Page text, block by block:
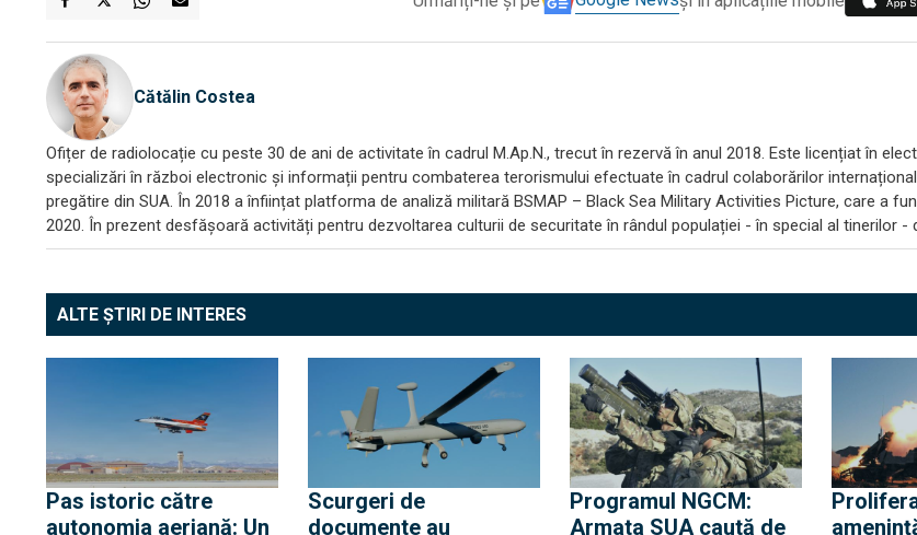
Cătălin Costea
Ofițer de radiolocație cu peste 30 de ani de activitate în cadrul M.Ap.N., trecut în rezervă în anul 2018. Este licențiat în
specializări în război electronic și informații pentru combaterea terorismului efectuate în cadrul colaborărilor
pregătire din SUA. În 2018 a înființat platforma de analiză militară BSMAP – Black Sea Military Activities Picture, care a
2020. În prezent desfășoară activități pentru dezvoltarea culturii de securitate în rândul populației - în special al tinerilor -
ALTE ȘTIRI DE INTERES
Pas istoric către
autonomia aeriană: Un
Scurgeri de
documente au
Programul NGCM:
Armata SUA caută de